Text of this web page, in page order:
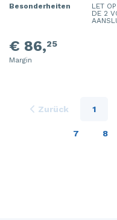
Besonderheiten
LET
DE 2
€ 86,25
Margin
Zurück 1
7 8